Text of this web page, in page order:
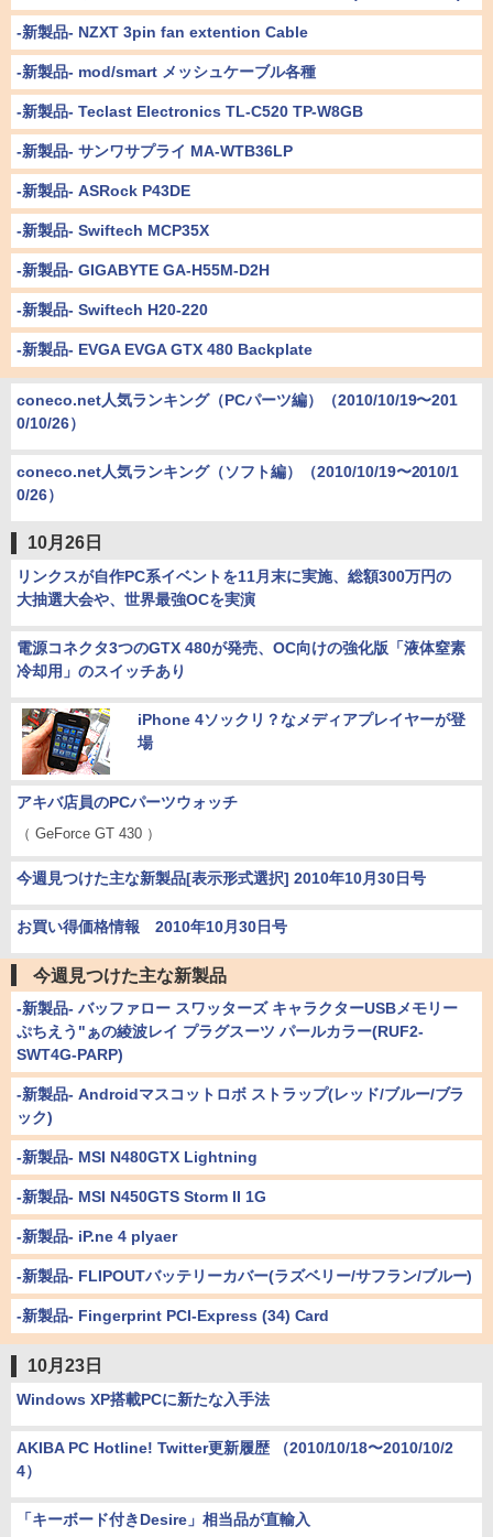
-新製品- NZXT 3pin fan extention Cable
-新製品- mod/smart メッシュケーブル各種
-新製品- Teclast Electronics TL-C520 TP-W8GB
-新製品- サンワサプライ MA-WTB36LP
-新製品- ASRock P43DE
-新製品- Swiftech MCP35X
-新製品- GIGABYTE GA-H55M-D2H
-新製品- Swiftech H20-220
-新製品- EVGA EVGA GTX 480 Backplate
coneco.net人気ランキング（PCパーツ編）（2010/10/19〜201
0/10/26）
coneco.net人気ランキング（ソフト編）（2010/10/19〜2010/1
0/26）
10月26日
リンクスが自作PC系イベントを11月末に実施、総額300万円の
大抽選大会や、世界最強OCを実演
電源コネクタ3つのGTX 480が発売、OC向けの強化版「液体窒素
冷却用」のスイッチあり
iPhone 4ソックリ？なメディアプレイヤーが登
場
アキバ店員のPCパーツウォッチ
（ GeForce GT 430 ）
今週見つけた主な新製品[表示形式選択] 2010年10月30日号
お買い得価格情報 2010年10月30日号
今週見つけた主な新製品
-新製品- バッファロー スワッターズ キャラクターUSBメモリー
ぷちえう"ぁの綾波レイ プラグスーツ パールカラー(RUF2-
SWT4G-PARP)
-新製品- Androidマスコットロボ ストラップ(レッド/ブルー/ブラ
ック)
-新製品- MSI N480GTX Lightning
-新製品- MSI N450GTS Storm II 1G
-新製品- iP.ne 4 plyaer
-新製品- FLIPOUTバッテリーカバー(ラズベリー/サフラン/ブルー)
-新製品- Fingerprint PCI-Express (34) Card
10月23日
Windows XP搭載PCに新たな入手法
AKIBA PC Hotline! Twitter更新履歴 （2010/10/18〜2010/10/2
4）
「キーボード付きDesire」相当品が直輸入